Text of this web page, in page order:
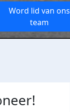
Word lid van ons
team